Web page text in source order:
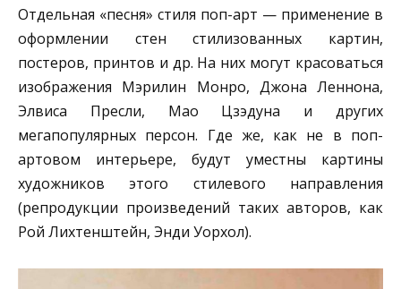
Отдельная «песня» стиля поп-арт — применение в
оформлении стен стилизованных картин,
постеров, принтов и др. На них могут красоваться
изображения Мэрилин Монро, Джона Леннона,
Элвиса Пресли, Мао Цзэдуна и других
мегапопулярных персон. Где же, как не в поп-
артовом интерьере, будут уместны картины
художников этого стилевого направления
(репродукции произведений таких авторов, как
Рой Лихтенштейн, Энди Уорхол).